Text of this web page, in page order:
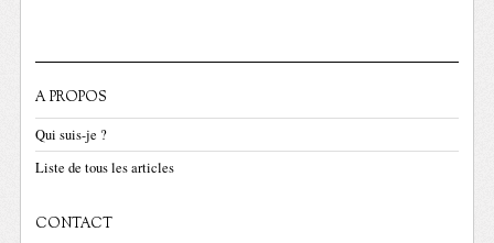
A PROPOS
Qui suis-je ?
Liste de tous les articles
CONTACT